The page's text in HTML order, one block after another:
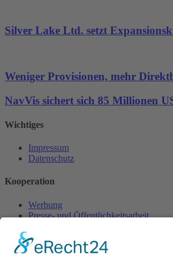
Silver Lake Ltd. setzt
Weniger Provisionen, mehr
NavVis sichert sich 85 Millionen
Wichtiges
Impressum
Datenschutz
Kooperation
Werbung
Presse- und Öffentlichkeitsarbeit
Aktuelles